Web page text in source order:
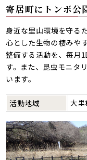
寄居町にトンボ公
身近な里山環境を守る
心とした生物の棲みや
整備する活動を、毎月
す。また、昆虫モニタ
います。
活動地域 大